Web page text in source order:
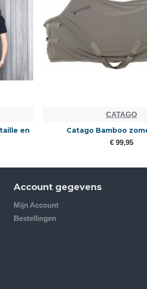
en
CATAGO
Catago Bamboo
€ 99,95
Account gegevens
Mijn Account
Bestellingen